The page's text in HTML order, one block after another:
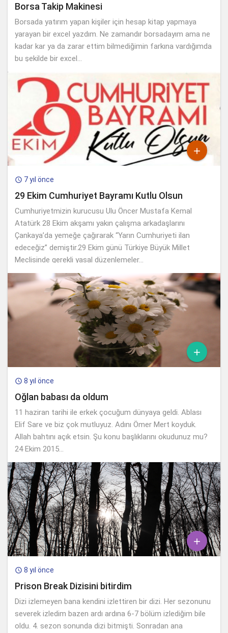
Borsa Takip Makinesi
Borsada yatırım yapan kişiler için hesap kitap yapmaya
yarayan bir excel yazdım. Ne zamandır borsadayım ama ne
kadar kar ya da zarar ettim bilmediğimin farkına vardığımda
bu şekilde bir excel...

 7 yıl önce
29 Ekim Cumhuriyet Bayramı Kutlu Olsun
Cumhuriyetmizin kurucusu Ulu Öncer Mustafa Kemal
Atatürk 28 Ekim akşamı yakın çalışma arkadaşlarını
Çankaya’da yemeğe çağırarak “Yarın Cumhuriyeti ilan
edeceğiz” demiştir.29 Ekim günü Türkiye Büyük Millet
Meclisinde gerekli yasal düzenlemeler...

 8 yıl önce
Oğlan babası da oldum
11 haziran tarihi ile erkek çocuğum dünyaya geldi. Ablası
Elif Sare ve biz çok mutluyuz. Adını Ömer Mert koyduk.
Allah bahtını açık etsin. Şu konu başlıklarını okudunuz mu?
24 Ekim 2015...

 8 yıl önce
Prison Break Dizisini bitirdim
Dizi izlemeyen bana kendini izlettiren bir dizi. Her sezonunu
severek izledim bazen ardı ardına 6-7 bölüm izlediğim bile
oldu. 4. sezon sonunda dizi bitmişti. Sonradan ana